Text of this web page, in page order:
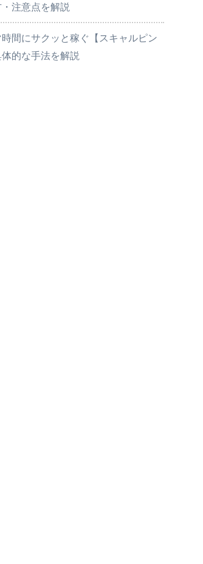
注意点を解説
時間にサクッと稼ぐ【スキャルピン
体的な手法を解説